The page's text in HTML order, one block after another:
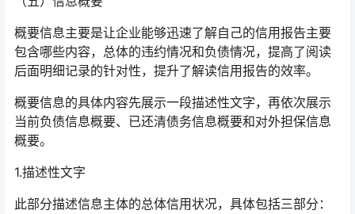
概要信息主要是让企业能够迅速了解自己的信用报告主要
包含哪些内容，总体的违约情况和负债情况，提高了阅读
后面明细记录的针对性，提升了解读信用报告的效率。
概要信息的具体内容先展示一段描述性文字，再依次展示
当前负债信息概要、已还清债务信息概要和对外担保信息
概要。
1.描述性文字
此部分描述信息主体的总体信用状况，具体包括三部分：